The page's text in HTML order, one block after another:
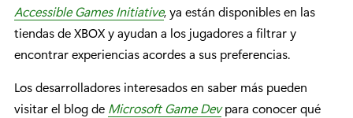
Accessible Games Initiative, ya están disponibles en las
tiendas de XBOX y ayudan a los jugadores a filtrar y
encontrar experiencias acordes a sus preferencias.
Los desarrolladores interesados en saber más pueden
visitar el blog de Microsoft Game Devpara conocer qué